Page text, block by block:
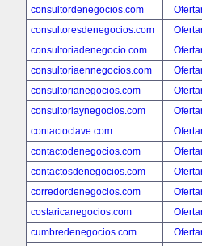
consultordenegocios.com
consultoresdenegocios.com
consultoriadenegocio.com
consultoriaennegocios.com
consultorianegocios.com
consultoriaynegocios.com
contactoclave.com
contactodenegocios.com
contactosdenegocios.com
corredordenegocios.com
costaricanegocios.com
cumbredenegocios.com